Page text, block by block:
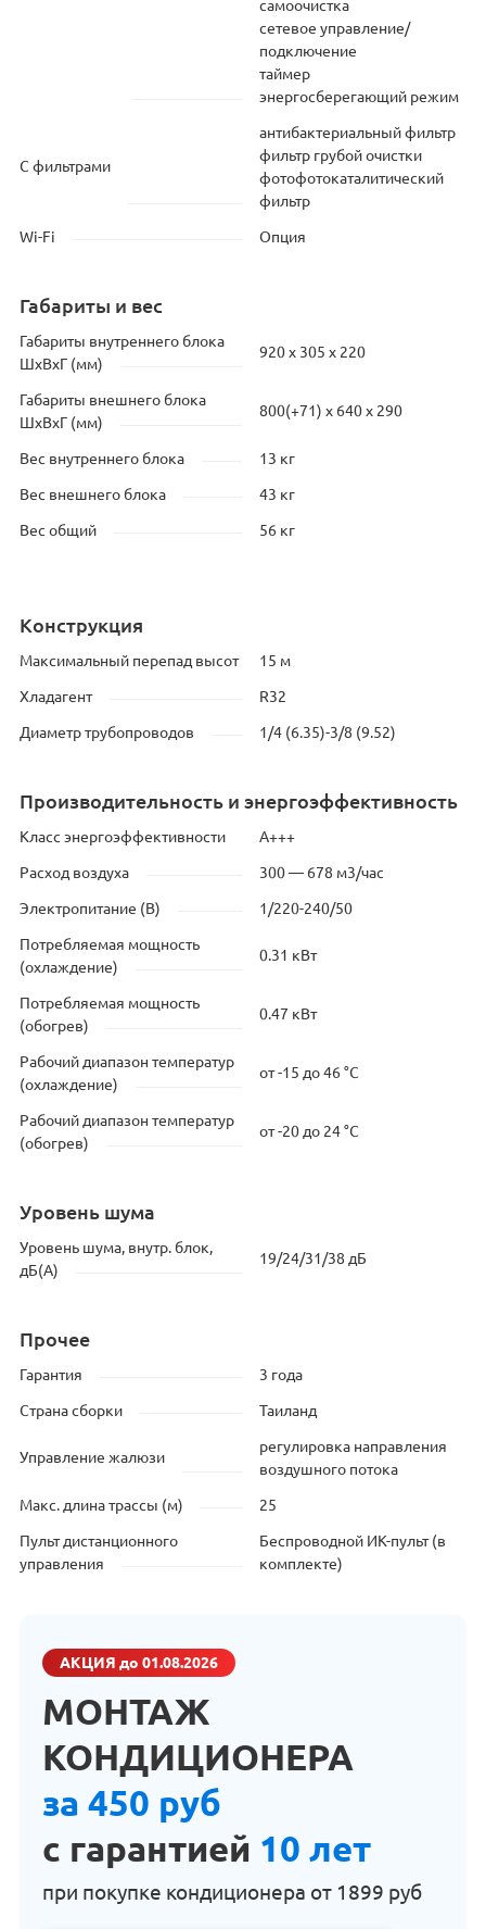
самоочистка
сетевое управление/
подключение
таймер
энергосберегающий режим
С фильтрами
антибактериальный фильтр
фильтр грубой очистки
фотофотокаталитический
фильтр
Wi-Fi Опция
Габариты и вес
Габариты внутреннего блока
ШхВхГ (мм)
920 x 305 x 220
Габариты внешнего блока
ШхВхГ (мм)
800(+71) x 640 x 290
Вес внутреннего блока 13 кг
Вес внешнего блока 43 кг
Вес общий 56 кг
Конструкция
Максимальный перепад высот 15 м
Хладагент R32
Диаметр трубопроводов 1/4 (6.35)-3/8 (9.52)
Производительность и энергоэффективность
Класс энергоэффективности А+++
Расход воздуха 300 — 678 м3/час
Электропитание (В) 1/220-240/50
Потребляемая мощность
(охлаждение)
0.31 кВт
Потребляемая мощность
(обогрев)
0.47 кВт
Рабочий диапазон температур
(охлаждение)
от -15 до 46 °C
Рабочий диапазон температур
(обогрев)
от -20 до 24 °C
Уровень шума
Уровень шума, внутр. блок,
дБ(А)
19/24/31/38 дБ
Прочее
Гарантия 3 года
Страна сборки Таиланд
Управление жалюзи
регулировка направления
воздушного потока
Макс. длина трассы (м) 25
Пульт дистанционного
управления
Беспроводной ИК-пульт (в
комплекте)
АКЦИЯ до 01.08.2026
МОНТАЖ
КОНДИЦИОНЕРА
за 450 руб
с гарантией 10 лет
при покупке кондиционера от 1899 руб